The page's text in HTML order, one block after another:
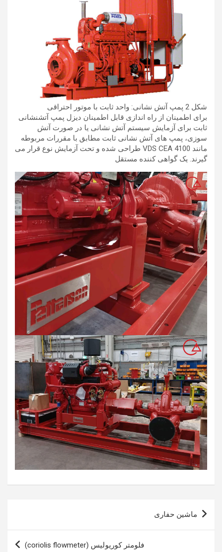
شکل 2 پمپ آتش نشانی: واحد ثابت با موتور احتراقی
برای اطمینان از راه اندازی قابل اطمینان دیزل پمپ آتشنشانی
ثابت برای آزمایش سیستم آتش نشانی یا در صورت آتش
سوزی، پمپ های آتش نشانی ثابت مطابق با مقررات مربوطه
مانند VDS CEA 4100 طراحی شده و تحت آزمایش نوع قرار می
گیرند. یک گواهی کننده مستقل
راهبری
ماشین حفاری
فلومتر کوریولیس (coriolis flowmeter)